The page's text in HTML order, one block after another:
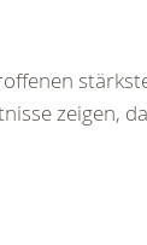
zeigen,